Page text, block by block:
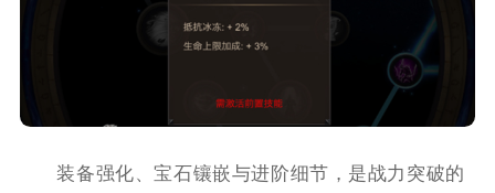
装备强化、宝石镶嵌与进阶细节，是战力突破的